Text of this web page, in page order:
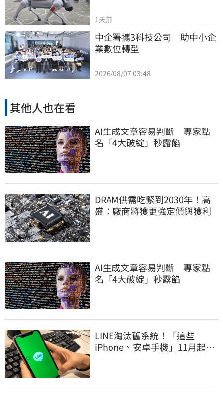
1天前
中企署攜3科技公司　助中小企
業數位轉型
2026/08/07 03:48
其他人也在看
AI生成文章容易判斷 專家點
名「4大破綻」秒露餡
DRAM供需吃緊到2030年！高
盛：廠商將獲更強定價與獲利
AI生成文章容易判斷 專家點
名「4大破綻」秒露餡
LINE淘汰舊系統！「這些
iPhone、安卓手機」11月起無